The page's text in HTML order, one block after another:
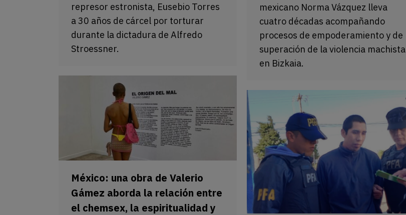
represor estronista, Eusebio Torres
a 30 años de cárcel por torturar
durante la dictadura de Alfredo
Stroessner.
mexicano Norma Vázquez lleva
cuatro décadas acompañando
procesos de empoderamiento y de
superación de la violencia machista
en Bizkaia.
México: una obra de Valerio
Gámez aborda la relación entre
el chemsex, la espiritualidad y